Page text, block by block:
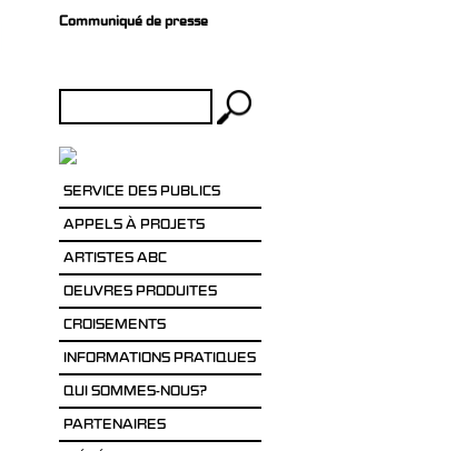
Communiqué de presse
SERVICE DES PUBLICS
APPELS À PROJETS
ARTISTES ABC
OEUVRES PRODUITES
CROISEMENTS
INFORMATIONS PRATIQUES
QUI SOMMES-NOUS?
PARTENAIRES